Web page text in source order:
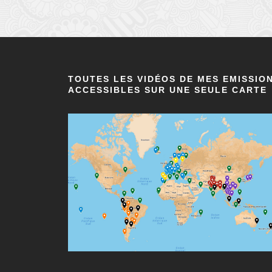
TOUTES LES VIDÉOS DE MES
ACCESSIBLES SUR UNE SEULE CARTE